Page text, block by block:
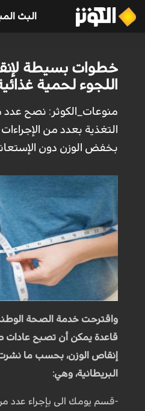
البث
خطوات بسيطة
اللجوء لحمية
منوعات_الكوثر: نصح عدد
التغذية بعدد من
بخفض الوزن دون
قاعدة يمكن أن تصبح
إنقاص الوزن، بحسب ما
البريطانية، وهي:
-قسم يومك الى بإجراء عدد من